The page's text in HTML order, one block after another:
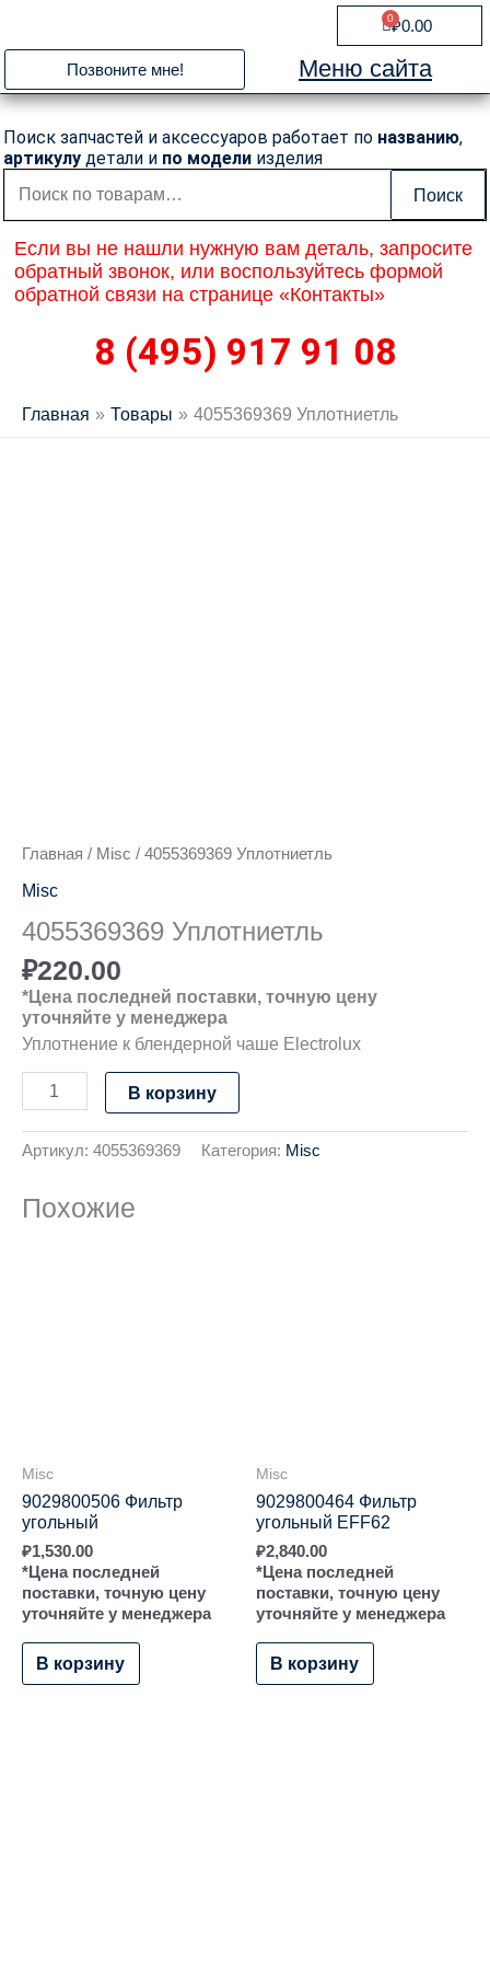
содержимому
₽0.00
0
Cart
Позвоните мне! Меню сайта
Поиск запчастей и аксессуаров работает по названию,
артикулу детали и по модели изделия
Искать:
Поиск
Если вы не нашли нужную вам деталь, запросите
обратный звонок, или воспользуйтесь формой
обратной связи на странице «Контакты»
8 (495) 917 91 08
Главная Товары 4055369369 Уплотниетль
Главная / Misc / 4055369369 Уплотниетль
Misc
4055369369 Уплотниетль
₽220.00
*Цена последней поставки, точную цену
уточняйте у менеджера
Уплотнение к блендерной чаше Electrolux
В корзину
Артикул: 4055369369 Категория: Misc
Похожие
Misc
9029800506 Фильтр
угольный
₽1,530.00
*Цена последней
поставки, точную цену
уточняйте у менеджера
В корзину
Misc
9029800464 Фильтр
угольный EFF62
₽2,840.00
*Цена последней
поставки, точную цену
уточняйте у менеджера
В корзину